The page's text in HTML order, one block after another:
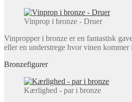
Vinprop i bronze - Druer
Vinpropper i bronze er en fantastisk
eller en understrege hvor vinen
Bronzefigurer
Kærlighed - par i bronze